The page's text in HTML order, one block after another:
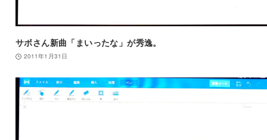
サボさん新曲「まいったな」が秀逸。
2011年1月31日